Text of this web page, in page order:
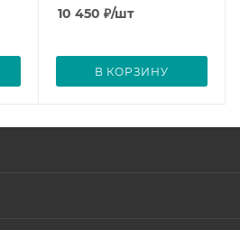
10 450 ₽/шт
В КОРЗИНУ